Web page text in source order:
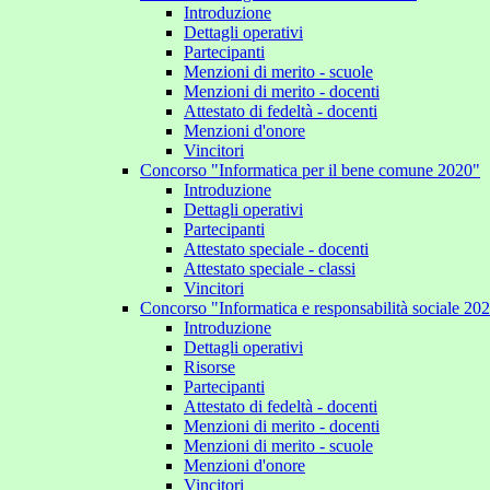
Introduzione
Dettagli operativi
Partecipanti
Menzioni di merito - scuole
Menzioni di merito - docenti
Attestato di fedeltà - docenti
Menzioni d'onore
Vincitori
Concorso "Informatica per il bene comune 2020"
Introduzione
Dettagli operativi
Partecipanti
Attestato speciale - docenti
Attestato speciale - classi
Vincitori
Concorso "Informatica e responsabilità sociale
Introduzione
Dettagli operativi
Risorse
Partecipanti
Attestato di fedeltà - docenti
Menzioni di merito - docenti
Menzioni di merito - scuole
Menzioni d'onore
Vincitori